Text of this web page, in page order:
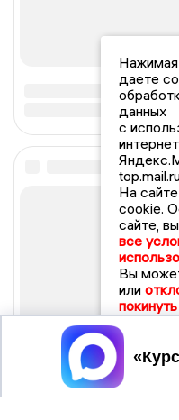
Нажимая
даете
данных
с
На
cookie.
сайте,
все
Вы
или